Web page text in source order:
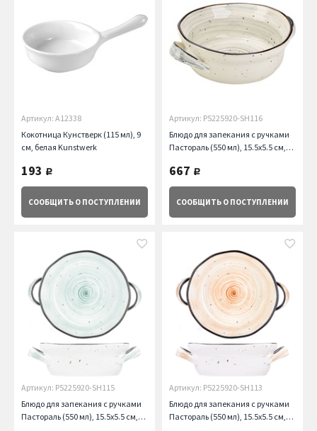
Артикул: A12338
Кокотница Кунстверк (115 мл), 9
см, белая Kunstwerk
193 руб.
СООБЩИТЬ О ПОСТУПЛЕНИИ
Артикул: P5225920-SH116
Блюдо для запекания с ручками
Пастораль (550 мл), 15.5х5.5 см,
667 руб.
СООБЩИТЬ О ПОСТУПЛЕНИИ
Артикул: P5225920-SH115
Блюдо для запекания с ручками
Пастораль (550 мл), 15.5х5.5 см,
Артикул: P5225920-SH113
Блюдо для запекания с ручками
Пастораль (550 мл), 15.5х5.5 см,